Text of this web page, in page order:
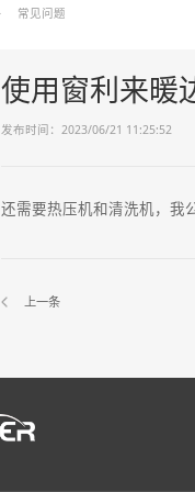
常见问题
使用窗利来暖
发布时间：2023/06/21 11:25:52
还需要热压机和清洗机，我
上一条